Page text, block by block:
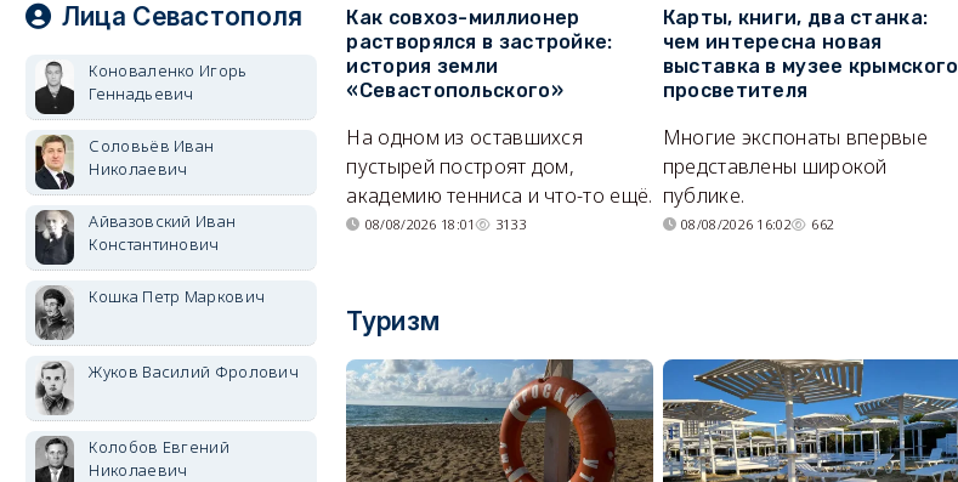
Как совхоз-миллионер
растворялся в застройке:
история земли
«Севастопольского»
На одном из оставшихся
пустырей построят дом,
академию тенниса и что-то ещё.
08/08/2026 18:01 3133
Карты, книги, два станка:
чем интересна новая
выставка в музее крымского
просветителя
Многие экспонаты впервые
представлены широкой
публике.
08/08/2026 16:02 662
Туризм
Лица Севастополя
Коноваленко Игорь
Геннадьевич
Соловьёв Иван
Николаевич
Айвазовский Иван
Константинович
Кошка Петр Маркович
Жуков Василий Фролович
Колобов Евгений
Николаевич